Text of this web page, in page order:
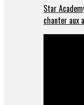
Star
chanter aux